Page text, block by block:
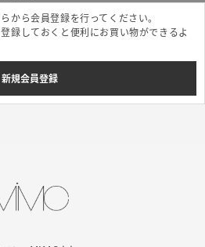
から会員登録を行ってください。
録しておくと便利にお買い物ができるよ